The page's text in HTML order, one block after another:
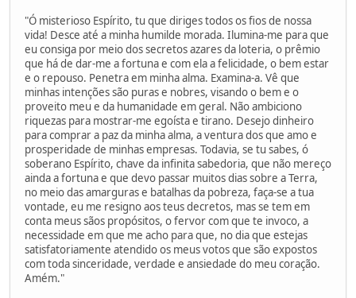
"Ó misterioso Espírito, tu que diriges todos os fios de nossa
vida! Desce até a minha humilde morada. Ilumina-me para que
eu consiga por meio dos secretos azares da loteria, o prêmio
que há de dar-me a fortuna e com ela a felicidade, o bem estar
e o repouso. Penetra em minha alma. Examina-a. Vê que
minhas intenções são puras e nobres, visando o bem e o
proveito meu e da humanidade em geral. Não ambiciono
riquezas para mostrar-me egoísta e tirano. Desejo dinheiro
para comprar a paz da minha alma, a ventura dos que amo e
prosperidade de minhas empresas. Todavia, se tu sabes, ó
soberano Espírito, chave da infinita sabedoria, que não mereço
ainda a fortuna e que devo passar muitos dias sobre a Terra,
no meio das amarguras e batalhas da pobreza, faça-se a tua
vontade, eu me resigno aos teus decretos, mas se tem em
conta meus sãos propósitos, o fervor com que te invoco, a
necessidade em que me acho para que, no dia que estejas
satisfatoriamente atendido os meus votos que são expostos
com toda sinceridade, verdade e ansiedade do meu coração.
Amém."